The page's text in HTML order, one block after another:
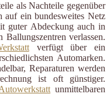
als Nachteile gegenüber
auf ein bundesweites Netz
guter Abdeckung auch in
verlassen.
verfügt über ein
Automarken.
Reparaturen werden
ist oft günstiger.
unmittelbaren